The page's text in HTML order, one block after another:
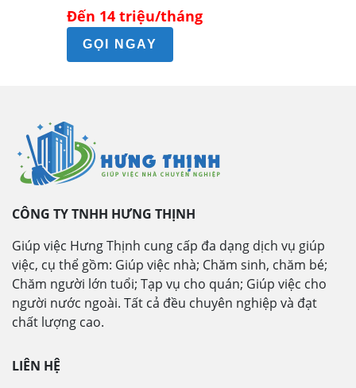
Đến 14 triệu/tháng
GỌI NGAY
CÔNG TY TNHH HƯNG THỊNH
Giúp việc Hưng Thịnh cung cấp đa dạng dịch vụ giúp
việc, cụ thể gồm: Giúp việc nhà; Chăm sinh, chăm bé;
Chăm người lớn tuổi; Tạp vụ cho quán; Giúp việc cho
người nước ngoài. Tất cả đều chuyên nghiệp và đạt
chất lượng cao.
LIÊN HỆ